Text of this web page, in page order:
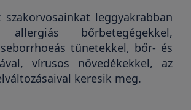
szakorvosainkat leggyakrabban
allergiás bőrbetegégekkel,
tünetekkel, bőr- és
vírusos növedékekkel, az
keresik meg.